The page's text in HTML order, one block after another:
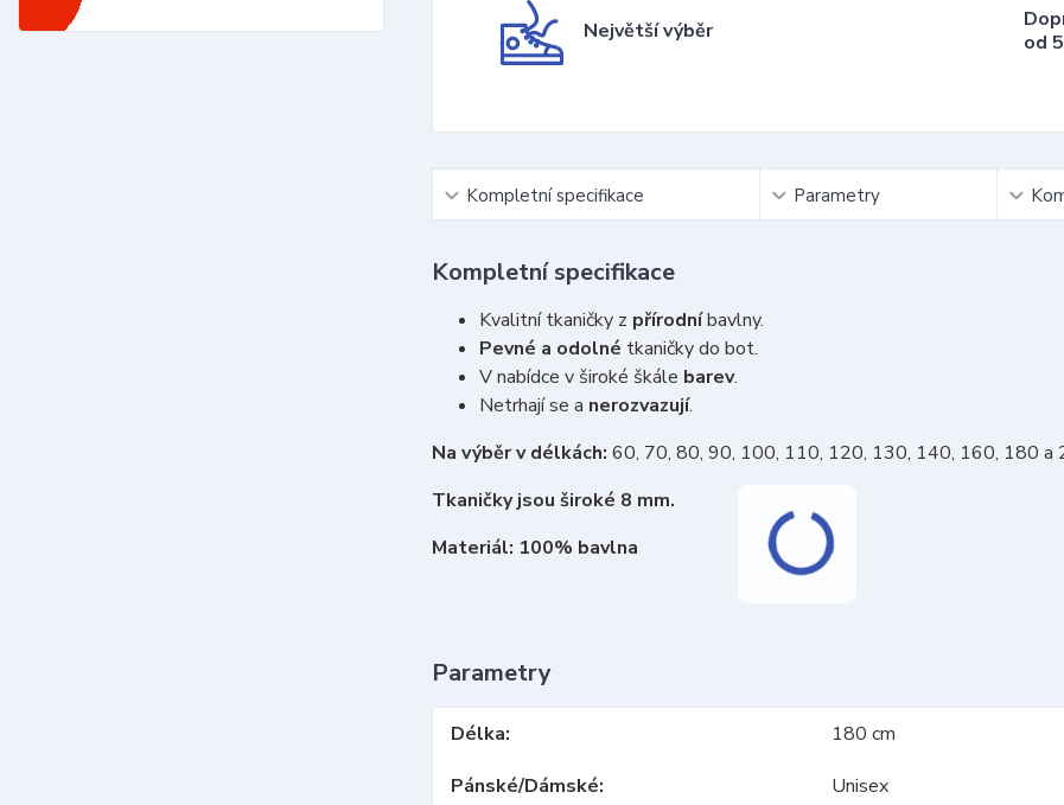
Největší výběr
od
Kompletní specifikace Parametry
Kompletní specifikace
Kvalitní tkaničky z přírodníbavlny.
Pevné a odolné tkaničky do bot.
V nabídce v široké škále barev.
Netrhají se a nerozvazují.
Na výběr v délkách: 60, 70, 80, 90, 100, 110, 120, 130, 140, 160, 180 a
Tkaničky jsou široké 8 mm.
Materiál: 100% bavlna
Parametry
Délka
180 cm
Pánské/Dámské
Unisex